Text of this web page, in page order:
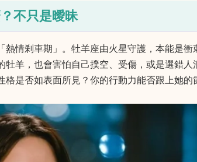
不只是曖昧
情剎車期」。牡羊座由火星守護，本能是衝
羊，也會害怕自己撲空、受傷，或是選錯人
是否如表面所見？你的行動力能否跟上她的